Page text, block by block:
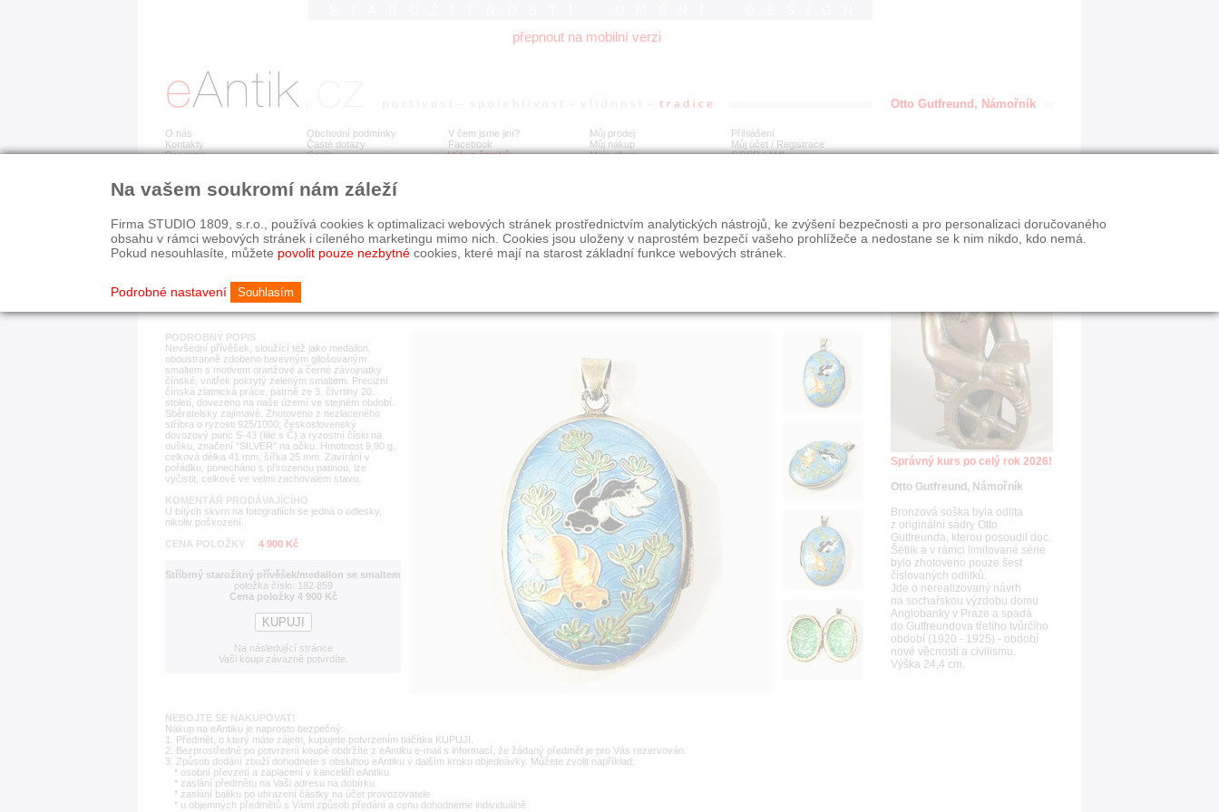
přepnout na mobilní verzi
O nás
Kontakty
Recenze
Obchodní podmínky
Časté dotazy
Ceník
V čem jsme jiní?
Facebook
Výkup šperků
Můj prodej
Můj nákup
Moje album
Přihlášení
Můj účet / Registrace
GDPR/AML
Detail položky č. 182 859 Stříbrný starožitný přívěšek/medailon se smaltem
PODROBNÝ POPIS
Nevšední přívěšek, sloužící též jako medailon,
oboustranně zdobeno barevným gilošovaným
smaltem s motivem oranžové a černé závojnatky
čínské, vnitřek pokrytý zeleným smaltem. Precizní
čínská zlatnická práce, patrně ze 3. čtvrtiny 20.
století, dovezeno na naše území ve stejném období.
Sběratelsky zajímavé. Zhotoveno z nezlaceného
stříbra o ryzosti 925/1000; československý
dovozový punc S-43 (lilie s Č) a ryzostní číslo na
oušku, značení "SILVER" na očku. Hmotnost 9,90 g,
celková délka 41 mm, šířka 25 mm. Zavírání v
pořádku, ponecháno s přirozenou patinou, lze
vyčistit, celkově ve velmi zachovalém stavu.
KOMENTÁŘ PRODÁVAJÍCÍHO
U bílých skvrn na fotografiích se jedná o odlesky,
nikoliv poškození.
CENA POLOŽKY
4 900 Kč
Stříbrný starožitný přívěšek/medailon se smaltem
položka číslo: 182 859
Cena položky 4 900 Kč
Na následující stránce
Vaši koupi závazně potvrdíte.
NEBOJTE SE NAKUPOVAT!
Nákup na eAntiku je naprosto bezpečný:
1. Předmět, o který máte zájem, kupujete potvrzením tlačítka KUPUJI.
2. Bezprostředně po potvrzení koupě obdržíte z eAntiku e-mail s informací, že žádaný předmět je pro Vás rezervován.
3. Způsob dodání zboží dohodnete s obsluhou eAntiku v dalším kroku objednávky. Můžete zvolit například:
* osobní převzetí a zaplacení v kanceláři eAntiku
* zaslání předmětu na Vaši adresu na dobírku
* zaslání balíku po uhrazení částky na účet provozovatele
* u objemných předmětů s Vámi způsob předání a cenu dohodneme individuálně
Otto Gutfreund, Námořník
Správný kurs po celý rok 2026!
Otto Gutfreund, Námořník
Bronzová soška byla odlita
z originální sádry Otto
Gutfreunda, kterou posoudil doc.
Šetlík a v rámci limitované série
bylo zhotoveno pouze šest
číslovaných odlitků.
Jde o nerealizovaný návrh
na sochařskou výzdobu domu
Anglobanky v Praze a spadá
do Gutfreundova třetího tvůrčího
období (1920 - 1925) - období
nové věcnosti a civilismu.
Výška 24,4 cm.
Na vašem soukromí nám záleží
Firma STUDIO 1809, s.r.o., používá cookies k optimalizaci webových stránek prostřednictvím analytických nástrojů, ke zvýšení bezpečnosti a pro personalizaci doručovaného
obsahu v rámci webových stránek i cíleného marketingu mimo nich. Cookies jsou uloženy v naprostém bezpečí vašeho prohlížeče a nedostane se k nim nikdo, kdo nemá.
Pokud nesouhlasíte, můžete povolit pouze nezbytné cookies, které mají na starost základní funkce webových stránek.
Podrobné nastavení Souhlasím